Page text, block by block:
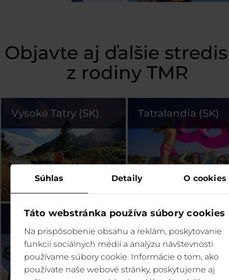
Súhlas Detaily O cookies
Táto webstránka používa súbory cookies
Na prispôsobenie obsahu a reklám, poskytovanie
funkcií sociálnych médií a analýzu návštevnosti
používame súbory cookie. Informácie o tom, ako
používate naše webové stránky, poskytujeme aj
Objavte aj ďalšie
z rodiny TMR
Vysoké Tatry (SK) Tatralandia (SK)
Bešeňová (SK) Legendia (PL)